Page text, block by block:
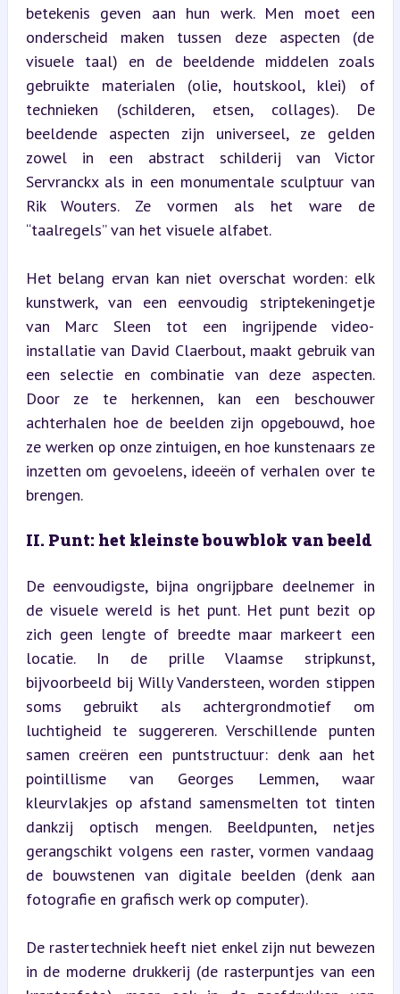
betekenis geven aan hun werk. Men moet een
onderscheid maken tussen deze aspecten (de
visuele taal) en de beeldende middelen zoals
gebruikte materialen (olie, houtskool, klei) of
technieken (schilderen, etsen, collages). De
beeldende aspecten zijn universeel, ze gelden
zowel in een abstract schilderij van Victor
Servranckx als in een monumentale sculptuur van
Rik Wouters. Ze vormen als het ware de
“taalregels” van het visuele alfabet.
Het belang ervan kan niet overschat worden: elk
kunstwerk, van een eenvoudig striptekeningetje
van Marc Sleen tot een ingrijpende video-
installatie van David Claerbout, maakt gebruik van
een selectie en combinatie van deze aspecten.
Door ze te herkennen, kan een beschouwer
achterhalen hoe de beelden zijn opgebouwd, hoe
ze werken op onze zintuigen, en hoe kunstenaars ze
inzetten om gevoelens, ideeën of verhalen over te
brengen.
II. Punt: het kleinste bouwblok van beeld
De eenvoudigste, bijna ongrijpbare deelnemer in
de visuele wereld is het punt. Het punt bezit op
zich geen lengte of breedte maar markeert een
locatie. In de prille Vlaamse stripkunst,
bijvoorbeeld bij Willy Vandersteen, worden stippen
soms gebruikt als achtergrondmotief om
luchtigheid te suggereren. Verschillende punten
samen creëren een puntstructuur: denk aan het
pointillisme van Georges Lemmen, waar
kleurvlakjes op afstand samensmelten tot tinten
dankzij optisch mengen. Beeldpunten, netjes
gerangschikt volgens een raster, vormen vandaag
de bouwstenen van digitale beelden (denk aan
fotografie en grafisch werk op computer).
De rastertechniek heeft niet enkel zijn nut bewezen
in de moderne drukkerij (de rasterpuntjes van een